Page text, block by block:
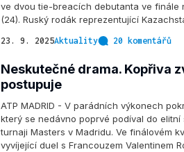
ve dvou tie-breacích debutanta ve finále
(24). Ruský rodák reprezentující
23. 9. 2025Aktuality 20 komentářů
Neskutečné drama. Kopřiva
postupuje
ATP MADRID - V parádních výkonech
který se nedávno poprvé podíval do
turnaji Masters v Madridu. Ve finálovém
vyvíjející duel s Francouzem Valentinem